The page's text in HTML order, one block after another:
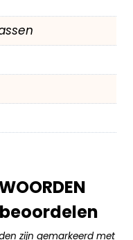
beoordelen
zijn gemarkeerd met